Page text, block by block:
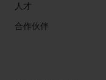
人才
合作伙伴